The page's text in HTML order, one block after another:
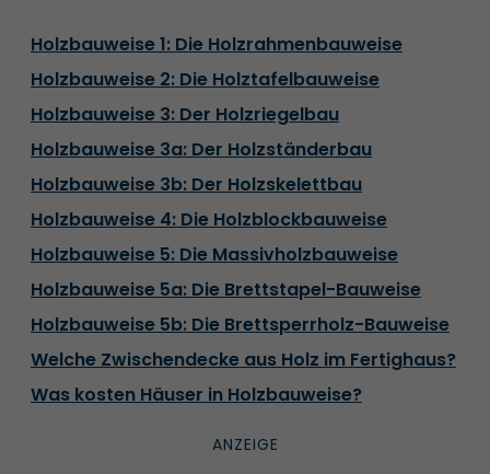
Holzbauweise 1: Die Holzrahmenbauweise
Holzbauweise 2: Die Holztafelbauweise
Holzbauweise 3: Der Holzriegelbau
Holzbauweise 3a: Der Holzständerbau
Holzbauweise 3b: Der Holzskelettbau
Holzbauweise 4: Die Holzblockbauweise
Holzbauweise 5: Die Massivholzbauweise
Holzbauweise 5a: Die Brettstapel-Bauweise
Holzbauweise 5b: Die Brettsperrholz-Bauweise
Welche Zwischendecke aus Holz im Fertighaus?
Was kosten Häuser in Holzbauweise?